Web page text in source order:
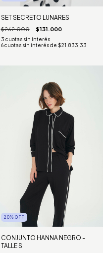
SET SECRETO LUNARES
$262.000 $131.000
6 cuotas sin interés de $21.833,33
20% OFF
CONJUNTO HANNA NEGRO -
TALLE S